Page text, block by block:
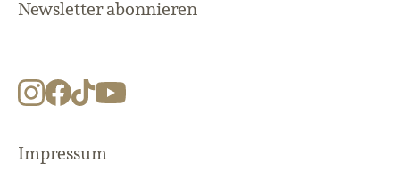
Newsletter abonnieren
Impressum